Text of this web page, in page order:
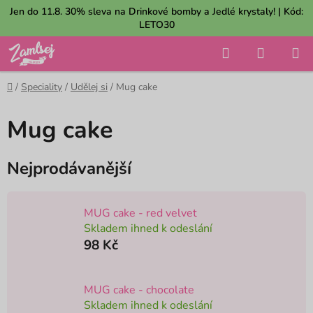
Přejít
obsah
Jen do 11.8. 30% sleva na Drinkové bomby a Jedlé krystaly! | Kód:
LETO30
Hledat
KOŠÍK
Domů
/ Speciality / Udělej si / Mug cake
Mug cake
Nejprodávanější
MUG cake - red velvet
Skladem ihned k odeslání
98 Kč
MUG cake - chocolate
Skladem ihned k odeslání